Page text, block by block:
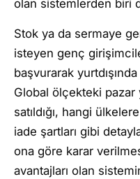
olan sistemlerden biri
Stok ya da sermaye
isteyen genç
başvurarak
Global ölçekteki
satıldığı, hangi
iade şartları gibi
ona göre karar
avantajları olan